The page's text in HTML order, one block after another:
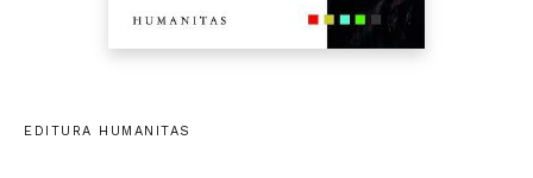
EDITURA HUMANITAS